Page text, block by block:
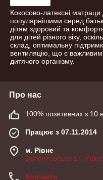
Кокосово-латексні
популярнішими серед
дітям здоровий та
для дітей різного віку,
склад, оптимальну
вентиляцію, що є
дитячого організму.
Про нас
100% позитивних з 10
Працює з 07.11.2014
м. Рівне
Волонтерська 17,
Контакти